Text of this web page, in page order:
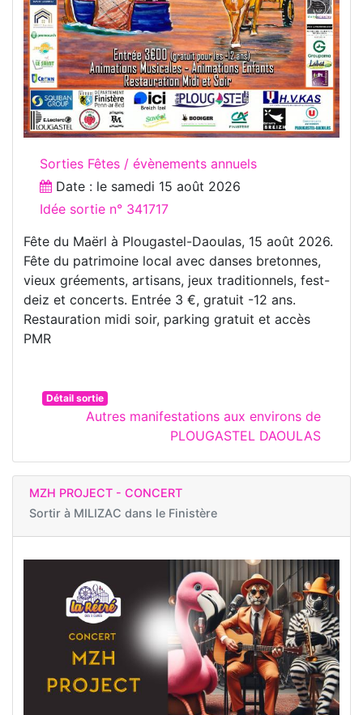
Sorties Fêtes / évènements annuels
Date : le samedi 15 août 2026
Idée sortie n° 341717
Fête du Maërl à Plougastel-Daoulas, 15 août 2026.
Fête du patrimoine local avec danses bretonnes,
vieux gréements, artisans, jeux traditionnels, fest-
deiz et concerts. Entrée 3 €, gratuit -12 ans.
Restauration midi soir, parking gratuit et accès
PMR
Détail sortie
Autres manifestations aux environs de
PLOUGASTEL DAOULAS
MZH PROJECT - CONCERT
Sortir à MILIZAC dans le Finistère